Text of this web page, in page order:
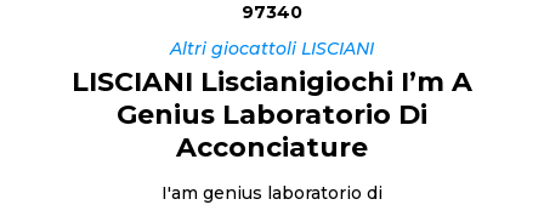
97340
Altri giocattoli LISCIANI
LISCIANI Liscianigiochi I’m A
Genius Laboratorio Di
Acconciature
I'am genius laboratorio di